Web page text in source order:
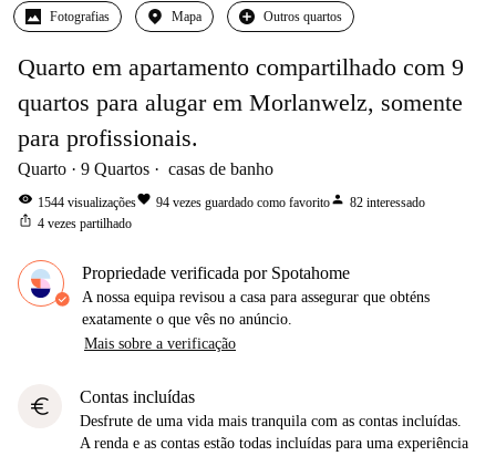
Fotografias Mapa Outros quartos
Quarto em apartamento compartilhado com 9
quartos para alugar em Morlanwelz, somente
para profissionais.
Quarto 9 Quartos casas de banho
visibility 1544 visualizaçõesfavorite 94 vezes guardado como favoritoperson 82 interessado
ios_share 4 vezes partilhado
Propriedade verificada por Spotahome
A nossa equipa revisou a casa para assegurar que obténs
exatamente o que vês no anúncio.
Mais sobre a verificação
euro Contas incluídas
Desfrute de uma vida mais tranquila com as contas incluídas.
A renda e as contas estão todas incluídas para uma experiência